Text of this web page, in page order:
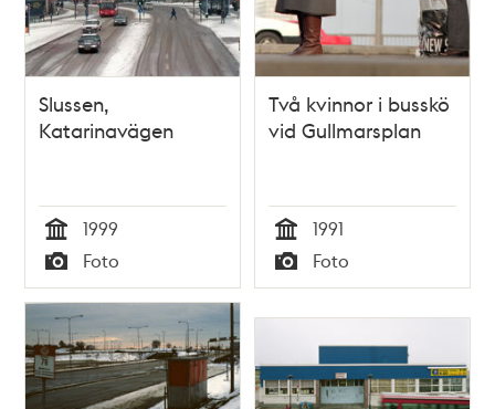
Slussen,
Katarinavägen
Tid
1999
Typ
Foto
Två kvinnor i busskö
vid Gullmarsplan
Tid
1991
Typ
Foto